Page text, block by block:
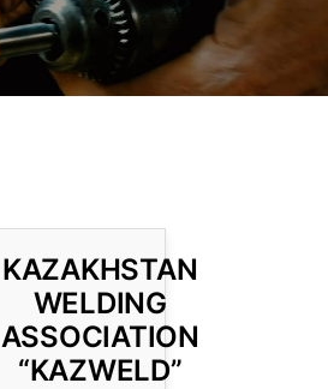
KAZAKHSTAN
WELDING
ASSOCIATION
“KAZWELD”